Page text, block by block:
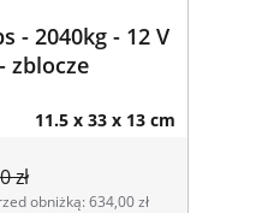
- 2040kg - 12 V
zblocze
11.5 x 33 x 13 cm
zł
obniżką: 634,00 zł